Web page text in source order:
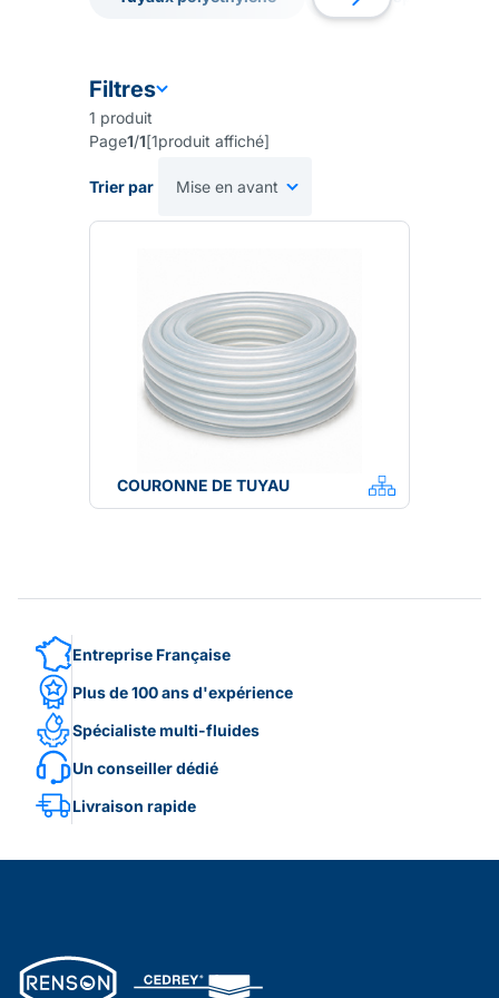
Tuyaux spiralés
Filtres
1 produit
Page1/1[1produit affiché]
Trier par
COURONNE DE TUYAU
Entreprise Française
Plus de 100 ans d'expérience
Spécialiste multi-fluides
Un conseiller dédié
Livraison rapide